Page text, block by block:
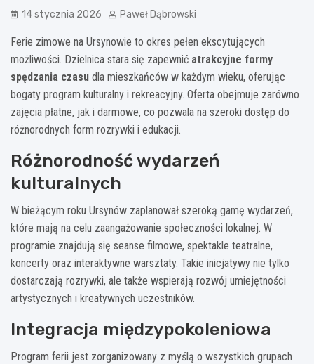
14 stycznia 2026 Paweł Dąbrowski
Ferie zimowe na Ursynowie to okres pełen ekscytujących
możliwości. Dzielnica stara się zapewnić atrakcyjne formy
spędzania czasu dla mieszkańców w każdym wieku, oferując
bogaty program kulturalny i rekreacyjny. Oferta obejmuje zarówno
zajęcia płatne, jak i darmowe, co pozwala na szeroki dostęp do
różnorodnych form rozrywki i edukacji.
Różnorodność wydarzeń
kulturalnych
W bieżącym roku Ursynów zaplanował szeroką gamę wydarzeń,
które mają na celu zaangażowanie społeczności lokalnej. W
programie znajdują się seanse filmowe, spektakle teatralne,
koncerty oraz interaktywne warsztaty. Takie inicjatywy nie tylko
dostarczają rozrywki, ale także wspierają rozwój umiejętności
artystycznych i kreatywnych uczestników.
Integracja międzypokoleniowa
Program ferii jest zorganizowany z myślą o wszystkich grupach